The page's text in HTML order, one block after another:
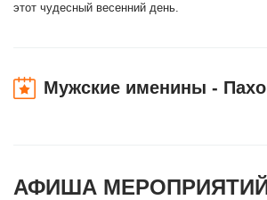
этот чудесный весенний день.
Мужские именины -
АФИША